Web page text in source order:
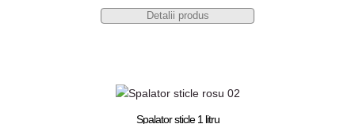
Detalii produs
Spalator sticle 1 litru